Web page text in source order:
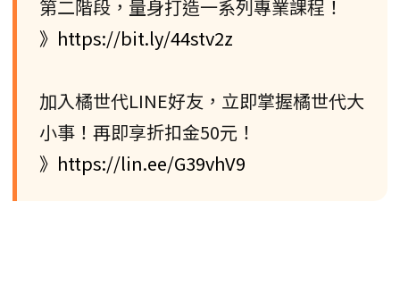
第二階段，量身打造一系列專業課程！
》https://bit.ly/44stv2z
加入橘世代LINE好友，立即掌握橘世代大
小事！再即享折扣金50元！
》https://lin.ee/G39vhV9